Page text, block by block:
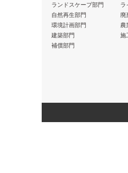
ランドスケープ部門
自然再生部門
環境計画部門
建築部門
補償部門
ラ
廃
農
施